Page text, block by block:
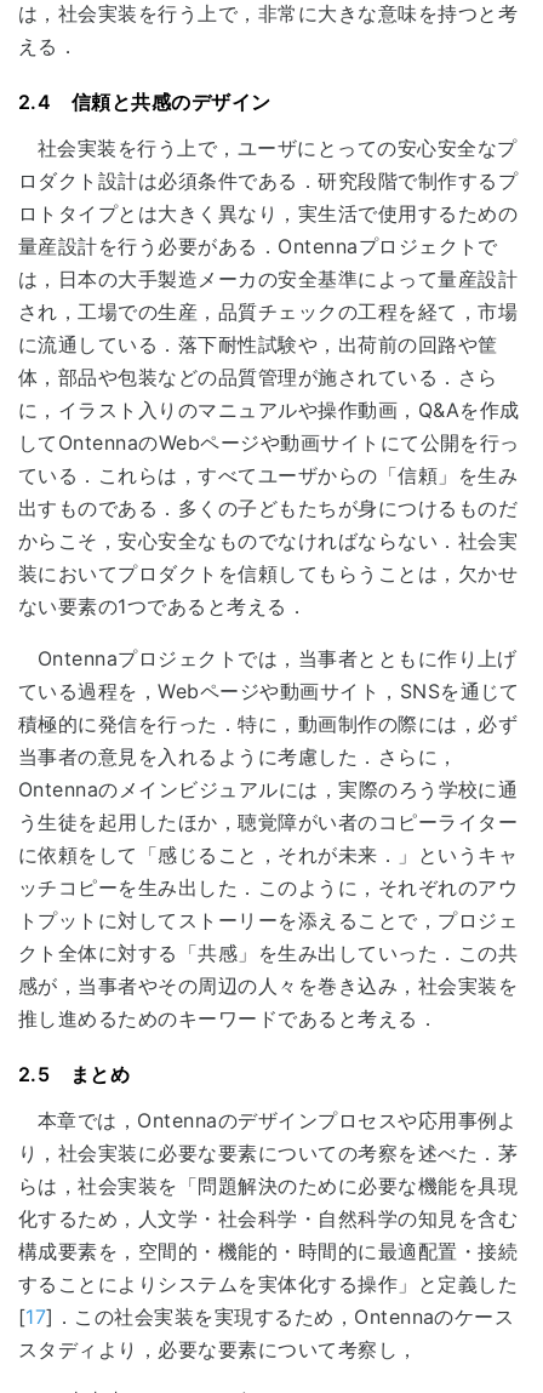
は，社会実装を行う上で，非常に大きな意味を持つと考
える．
2.4 信頼と共感のデザイン
社会実装を行う上で，ユーザにとっての安心安全なプ
ロダクト設計は必須条件である．研究段階で制作するプ
ロトタイプとは大きく異なり，実生活で使用するための
量産設計を行う必要がある．Ontennaプロジェクトで
は，日本の大手製造メーカの安全基準によって量産設計
され，工場での生産，品質チェックの工程を経て，市場
に流通している．落下耐性試験や，出荷前の回路や筐
体，部品や包装などの品質管理が施されている．さら
に，イラスト入りのマニュアルや操作動画，Q&Aを作成
してOntennaのWebページや動画サイトにて公開を行っ
ている．これらは，すべてユーザからの「信頼」を生み
出すものである．多くの子どもたちが身につけるものだ
からこそ，安心安全なものでなければならない．社会実
装においてプロダクトを信頼してもらうことは，欠かせ
ない要素の1つであると考える．
Ontennaプロジェクトでは，当事者とともに作り上げ
ている過程を，Webページや動画サイト，SNSを通じて
積極的に発信を行った．特に，動画制作の際には，必ず
当事者の意見を入れるように考慮した．さらに，
Ontennaのメインビジュアルには，実際のろう学校に通
う生徒を起用したほか，聴覚障がい者のコピーライター
に依頼をして「感じること，それが未来．」というキャ
ッチコピーを生み出した．このように，それぞれのアウ
トプットに対してストーリーを添えることで，プロジェ
クト全体に対する「共感」を生み出していった．この共
感が，当事者やその周辺の人々を巻き込み，社会実装を
推し進めるためのキーワードであると考える．
2.5 まとめ
本章では，Ontennaのデザインプロセスや応用事例よ
り，社会実装に必要な要素についての考察を述べた．茅
らは，社会実装を「問題解決のために必要な機能を具現
化するため，人文学・社会科学・自然科学の知見を含む
構成要素を，空間的・機能的・時間的に最適配置・接続
することによりシステムを実体化する操作」と定義した
[17]．この社会実装を実現するため，Ontennaのケース
スタディより，必要な要素について考察し，